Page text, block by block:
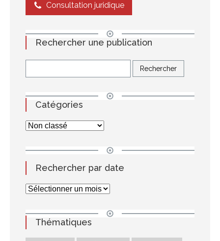
Consultation juridique
Rechercher une publication
Catégories
Rechercher par date
Thématiques